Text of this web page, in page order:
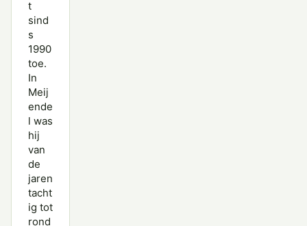
t
sind
s
1990
toe.
In
Meij
ende
l was
hij
van
de
jaren
tacht
ig tot
rond